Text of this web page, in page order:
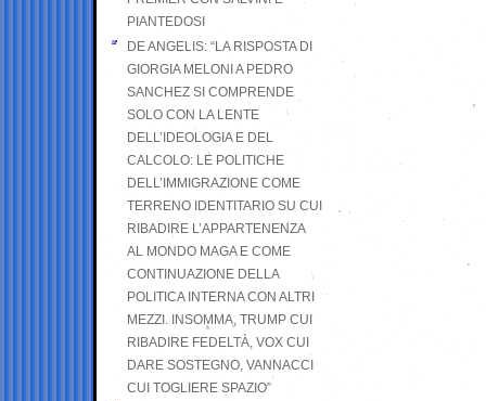
PIANTEDOSI
DE ANGELIS: “LA RISPOSTA DI
GIORGIA MELONI A PEDRO
SANCHEZ SI COMPRENDE
SOLO CON LA LENTE
DELL’IDEOLOGIA E DEL
CALCOLO: LE POLITICHE
DELL’IMMIGRAZIONE COME
TERRENO IDENTITARIO SU CUI
RIBADIRE L’APPARTENENZA
AL MONDO MAGA E COME
CONTINUAZIONE DELLA
POLITICA INTERNA CON ALTRI
MEZZI. INSOMMA, TRUMP CUI
RIBADIRE FEDELTÀ, VOX CUI
DARE SOSTEGNO, VANNACCI
CUI TOGLIERE SPAZIO”